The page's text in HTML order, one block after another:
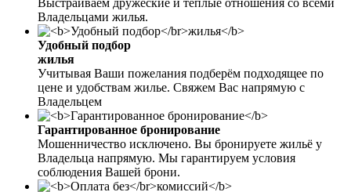
Выстраиваем дружеские и теплые отношения со всеми
Владельцами жилья.
Удобный подбор
жилья
Учитывая Ваши пожелания подберём подходящее по
цене и удобствам жилье. Свяжем Вас напрямую с
Владельцем
Гарантированное бронирование
Мошенничество исключено. Вы бронируете жильё у
Владельца напрямую. Мы гарантируем условия
соблюдения Вашей брони.